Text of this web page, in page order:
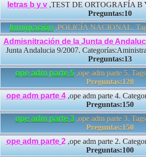
letras b y v ,TEST DE ORTOGRAFÍA B
Preguntas:10
Inmigración ,POLICÍA NACIONAL.
Admisnitración de la Junta de
Junta Andalucia 9/2007.
Preguntas:13
ope adm parte 5 ,ope adm parte 5.
Preguntas:128
ope adm parte 4,ope adm parte 4.
Preguntas:150
ope adm parte 3 ,ope adm parte 3.
Preguntas:150
ope adm parte 2,ope adm parte 2.
Preguntas:100